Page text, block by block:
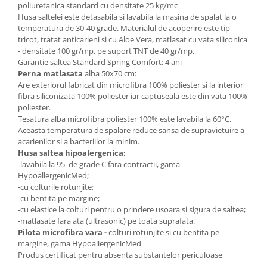
poliuretanica standard cu densitate 25 kg/mc
Husa saltelei este detasabila si lavabila la masina de spalat la o
temperatura de 30-40 grade. Materialul de acoperire este tip
tricot, tratat anticarieni si cu Aloe Vera, matlasat cu vata siliconica
- densitate 100 gr/mp, pe suport TNT de 40 gr/mp.
Garantie saltea Standard Spring Comfort: 4 ani
Perna matlasata alba 50x70 cm:
Are exteriorul fabricat din microfibra 100% poliester si la interior
fibra siliconizata 100% poliester iar captuseala este din vata 100%
poliester.
Tesatura alba microfibra poliester 100% este lavabila la 60°C.
Aceasta temperatura de spalare reduce sansa de supravietuire a
acarienilor si a bacteriilor la minim.
Husa saltea hipoalergenica:
-lavabila la 95 de grade C fara contractii, gama
HypoallergenicMed;
-cu colturile rotunjite;
-cu bentita pe margine;
-cu elastice la colturi pentru o prindere usoara si sigura de saltea;
-matlasate fara ata (ultrasonic) pe toata suprafata.
Pilota microfibra vara -colturi rotunjite si cu bentita pe
margine, gama HypoallergenicMed
Produs certificat pentru absenta substantelor periculoase